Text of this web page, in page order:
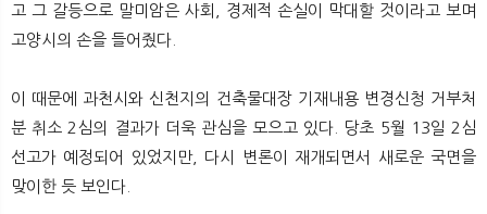
고 그 갈등으로 말미암은 사회, 경제적 손실이 막대할 것이라고 보며
고양시의 손을 들어줬다.
이 때문에 과천시와 신천지의 건축물대장 기재내용 변경신청 거부처
분 취소 2심의 결과가 더욱 관심을 모으고 있다. 당초 5월 13일 2심
선고가 예정되어 있었지만, 다시 변론이 재개되면서 새로운 국면을
맞이한 듯 보인다.